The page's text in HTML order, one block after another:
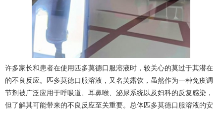
许多家长和患者在使用匹多莫德口服溶液时，较关心的莫过于其潜在
的不良反应。匹多莫德口服溶液，又名芙露饮，虽然作为一种免疫调
节剂被广泛应用于呼吸道、耳鼻喉、泌尿系统以及妇科的反复感染，
但了解其可能带来的不良反应至关重要。总体匹多莫德口服溶液的安